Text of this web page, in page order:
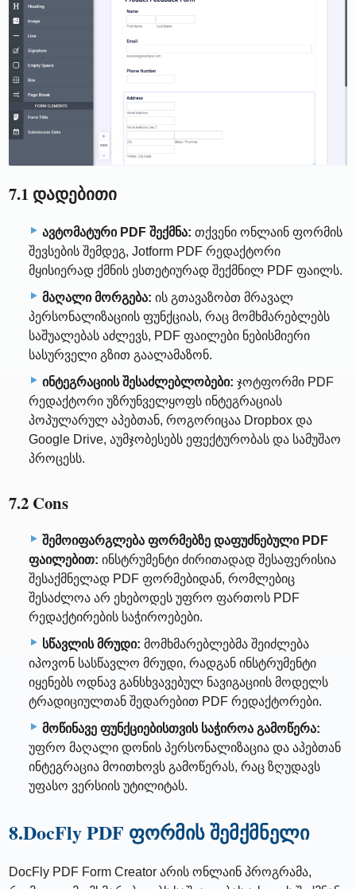
7.1 დადებითი
ავტომატური PDF შექმნა: თქვენი ონლაინ ფორმის
შევსების შემდეგ, Jotform PDF რედაქტორი
მყისიერად ქმნის ესთეტიურად შექმნილ PDF ფაილს.
მაღალი მორგება: ის გთავაზობთ მრავალ
პერსონალიზაციის ფუნქციას, რაც მომხმარებლებს
საშუალებას აძლევს, PDF ფაილები ნებისმიერი
სასურველი გზით გაალამაზონ.
ინტეგრაციის შესაძლებლობები: ჯოტფორმი PDF
რედაქტორი უზრუნველყოფს ინტეგრაციას
პოპულარულ აპებთან, როგორიცაა Dropbox და
Google Drive, აუმჯობესებს ეფექტურობას და სამუშაო
პროცესს.
7.2 Cons
შემოიფარგლება ფორმებზე დაფუძნებული PDF
ფაილებით: ინსტრუმენტი ძირითადად შესაფერისია
შესაქმნელად PDF ფორმებიდან, რომლებიც
შესაძლოა არ ეხებოდეს უფრო ფართოს PDF
რედაქტირების საჭიროებები.
სწავლის მრუდი: მომხმარებლებმა შეიძლება
იპოვონ სასწავლო მრუდი, რადგან ინსტრუმენტი
იყენებს ოდნავ განსხვავებულ ნავიგაციის მოდელს
ტრადიციულთან შედარებით PDF რედაქტორები.
მოწინავე ფუნქციებისთვის საჭიროა გამოწერა:
უფრო მაღალი დონის პერსონალიზაცია და აპებთან
ინტეგრაცია მოითხოვს გამოწერას, რაც ზღუდავს
უფასო ვერსიის უტილიტას.
8.DocFly PDF ფორმის შემქმნელი
DocFly PDF Form Creator არის ონლაინ პროგრამა,